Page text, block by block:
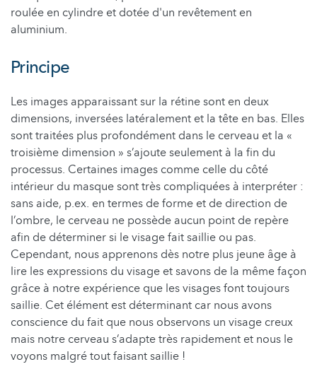
roulée en cylindre et dotée d'un revêtement en
aluminium.
Principe
Les images apparaissant sur la rétine sont en deux
dimensions, inversées latéralement et la tête en bas. Elles
sont traitées plus profondément dans le cerveau et la «
troisième dimension » s’ajoute seulement à la fin du
processus. Certaines images comme celle du côté
intérieur du masque sont très compliquées à interpréter :
sans aide, p.ex. en termes de forme et de direction de
l’ombre, le cerveau ne possède aucun point de repère
afin de déterminer si le visage fait saillie ou pas.
Cependant, nous apprenons dès notre plus jeune âge à
lire les expressions du visage et savons de la même façon
grâce à notre expérience que les visages font toujours
saillie. Cet élément est déterminant car nous avons
conscience du fait que nous observons un visage creux
mais notre cerveau s’adapte très rapidement et nous le
voyons malgré tout faisant saillie !